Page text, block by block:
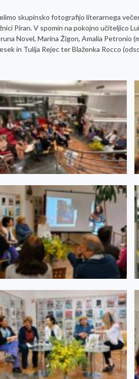
skupinsko fotografijo literarnega
Piran. V spomin na pokojno učiteljico
Novel, Marina Žigon, Amalia Petronio
in Tulija Rejec ter Blaženka Rocco